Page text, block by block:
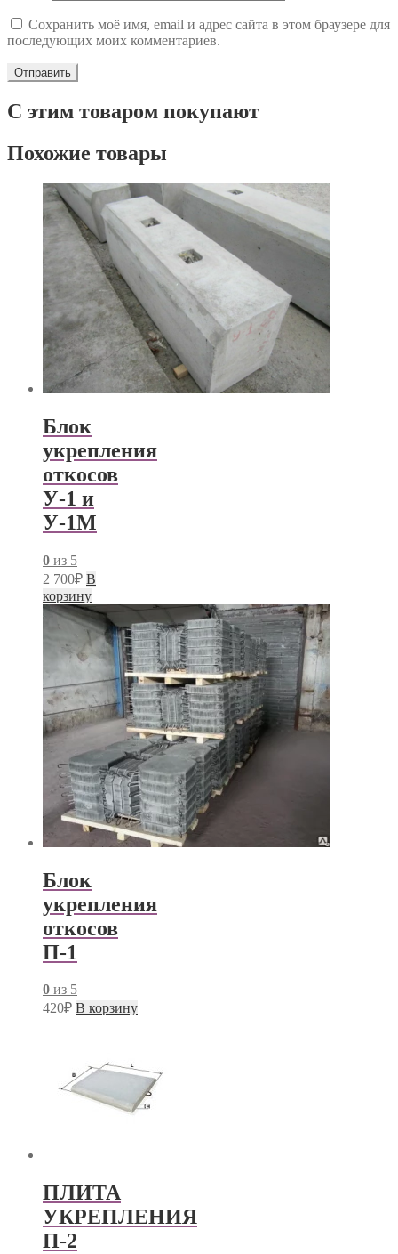
Сохранить моё имя, email и адрес сайта в этом браузере для
последующих моих комментариев.
С этим товаром покупают
Похожие товары
Блок
укрепления
откосов
У-1 и
У-1М
0 из 5
2 700₽ В
корзину
Блок
укрепления
откосов
П-1
0 из 5
420₽ В корзину
ПЛИТА
УКРЕПЛЕНИЯ
П-2